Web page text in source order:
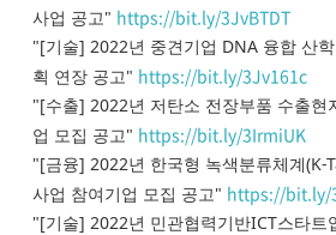
사업 공고" https://bit.ly/3JvBTDT
"[기술] 2022년 중견기업 DNA 융합 산
획 연장 공고" https://bit.ly/3Jv161c
"[수출] 2022년 저탄소 전장부품 수출현
업 모집 공고" https://bit.ly/3IrmiUK
"[금융] 2022년 한국형 녹색분류체계(K-
사업 참여기업 모집 공고" https://bit.ly/
"[기술] 2022년 민관협력기반ICT스타트